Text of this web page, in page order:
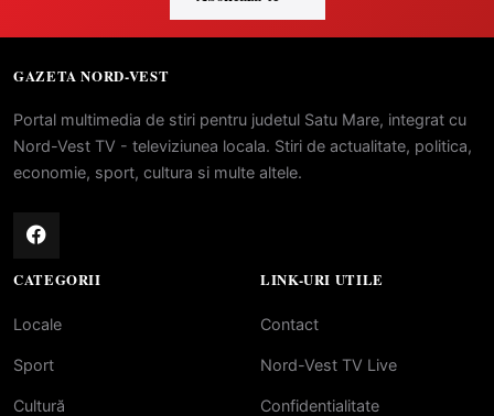
GAZETA NORD-VEST
Portal multimedia de stiri pentru judetul Satu Mare, integrat cu
Nord-Vest TV - televiziunea locala. Stiri de actualitate, politica,
economie, sport, cultura si multe altele.
CATEGORII
Locale
Sport
Cultură
LINK-URI UTILE
Contact
Nord-Vest TV Live
Confidentialitate